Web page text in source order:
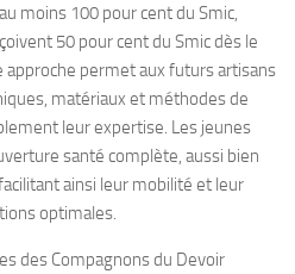
moins 100 pour cent du Smic,
50 pour cent du Smic dès le
permet aux futurs artisans
matériaux et méthodes de
leur expertise. Les jeunes
santé complète, aussi bien
ainsi leur mobilité et leur
optimales.
des Compagnons du Devoir